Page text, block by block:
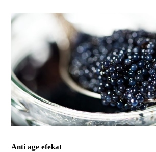
Anti age efekat